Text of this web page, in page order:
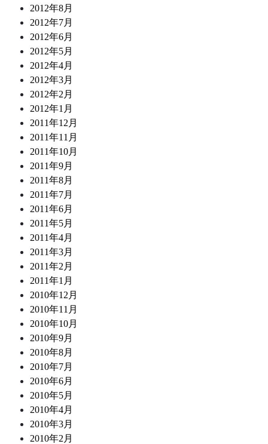
2012年8月
2012年7月
2012年6月
2012年5月
2012年4月
2012年3月
2012年2月
2012年1月
2011年12月
2011年11月
2011年10月
2011年9月
2011年8月
2011年7月
2011年6月
2011年5月
2011年4月
2011年3月
2011年2月
2011年1月
2010年12月
2010年11月
2010年10月
2010年9月
2010年8月
2010年7月
2010年6月
2010年5月
2010年4月
2010年3月
2010年2月